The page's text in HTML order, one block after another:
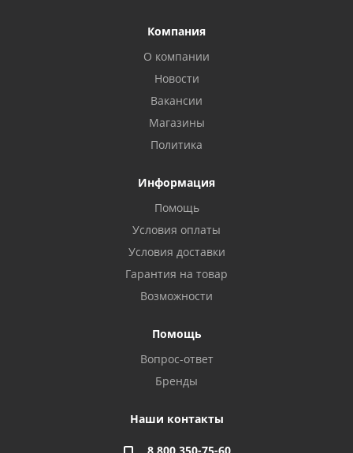
Компания
О компании
Новости
Вакансии
Магазины
Политика
Информация
Помощь
Условия оплаты
Условия доставки
Гарантия на товар
Возможности
Помощь
Вопрос-ответ
Бренды
Наши контакты